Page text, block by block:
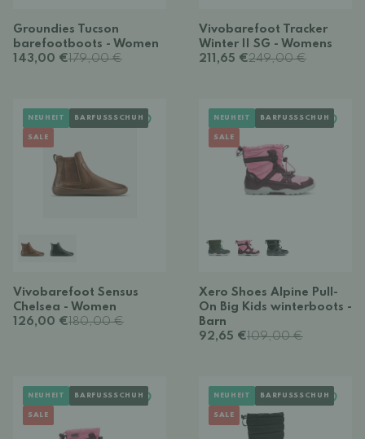
Groundies Tucson
barefootboots - Women
143,00 €179,00 €
Vivobarefoot Tracker
Winter II SG - Womens
211,65 €249,00 €
NEUHEIT BARFUSSSCHUH
SALE
Vivobarefoot Sensus
Chelsea - Women
126,00 €180,00 €
NEUHEIT BARFUSSSCHUH
SALE
Xero Shoes Alpine Pull-
On Big Kids winterboots -
Barn
92,65 €109,00 €
NEUHEIT BARFUSSSCHUH
SALE
NEUHEIT BARFUSSSCHUH
SALE